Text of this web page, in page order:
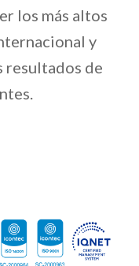
los más altos
y
resultados de